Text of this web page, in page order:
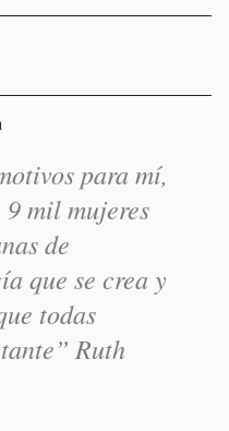
para mí,
mil mujeres
de
que se crea y
todas
Ruth